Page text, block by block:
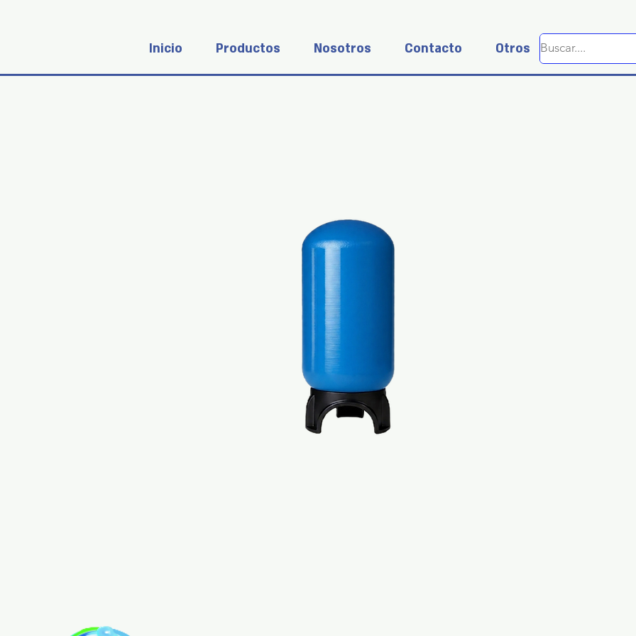
Inicio Productos Nosotros Contacto Otros